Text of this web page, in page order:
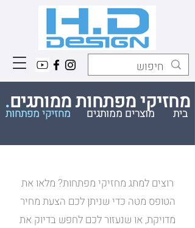
.מחזיקי מפתחות ממותגים
מחזיקי מפתחות מוצרים ממותגים בית
רוצים למתג מחזיקי מפתחות? מלאו את
הטופס מטה כדי שניתן לכם הצעת מחיר
מדויקת, או שנעזור לכם לחפש בדיוק את